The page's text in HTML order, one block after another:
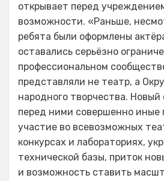
открывает перед
возможности. «Раньше,
ребята были оформлены
оставались серьёзно
профессиональном
представляли не театр, а
народного творчества. Новый
перед ними совершенно иные
участие во всевозможных
конкурсах и лабораториях,
технической базы, приток
и возможность ставить